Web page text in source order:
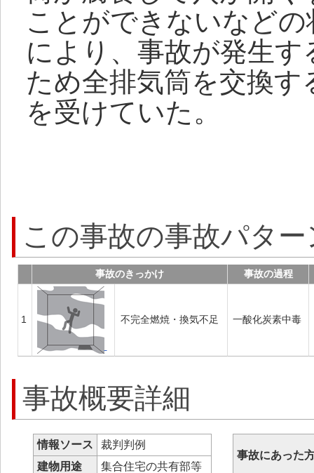
ことができないなど
により、事故が発生
ため全排気筒を交換
を受けていた。
この事故の事故パター
事故のきっかけ 事故の過程
1 不完全燃焼・換気不足 一酸化炭素中毒
事故概要詳細
情報ソース
裁判判例
建物用途
集合住宅の共有部等
事故にあった